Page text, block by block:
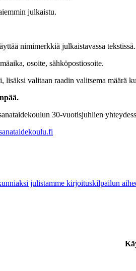
julkaistu.
nimimerkkiä julkaistavassa tekstissä.
osoite, sähköpostiosoite.
lisäksi valitaan raadin valitsema määrä
30-vuotisjuhlien
julistamme kirjoituskilpailun